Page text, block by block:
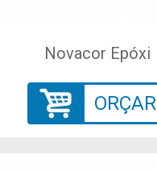
Novacor Epóxi
ORÇAR